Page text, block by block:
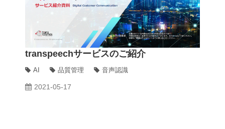
transpeechサービスのご紹介
AI 品質管理 音声認識
2021-05-17